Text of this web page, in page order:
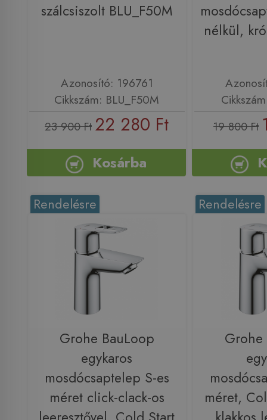
szálcsiszolt BLU_F50M
Azonosító: 196761
Cikkszám: BLU_F50M
23 900 Ft 22 280 Ft
Kosárba
nélkül,
19 800 Ft
Rendelésre
Grohe BauLoop
egykaros
mosdócsaptelep S-es
méret click-clack-os
Rendelésre
Grohe
méret,